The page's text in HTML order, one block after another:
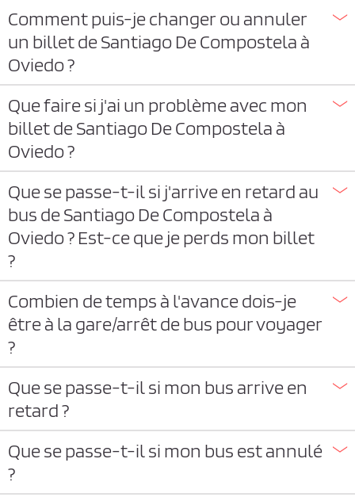
Comment puis-je changer ou annuler
un billet de Santiago De Compostela à
Oviedo ?
Que faire si j'ai un problème avec mon
billet de Santiago De Compostela à
Oviedo ?
Que se passe-t-il si j'arrive en retard au
bus de Santiago De Compostela à
Oviedo ? Est-ce que je perds mon billet
?
Combien de temps à l'avance dois-je
être à la gare/arrêt de bus pour voyager
?
Que se passe-t-il si mon bus arrive en
retard ?
Que se passe-t-il si mon bus est annulé
?